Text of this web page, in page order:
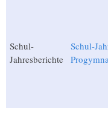
Schul-
Jahresberichte
Schul-